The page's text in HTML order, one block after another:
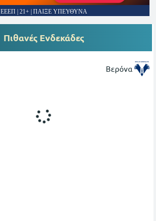
ΕΕΕΠ | 21+ | ΠΑΙΞΕ ΥΠΕΥΘΥΝΑ
Πιθανές Ενδεκάδες
Βερόνα